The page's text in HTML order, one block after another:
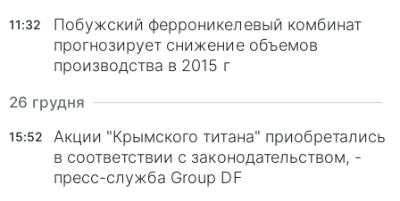
11:32
Побужский ферроникелевый комбинат
прогнозирует снижение объемов
производства в 2015 г
26 грудня
15:52
Акции "Крымского титана" приобретались
в соответствии с законодательством, -
пресс-служба Group DF